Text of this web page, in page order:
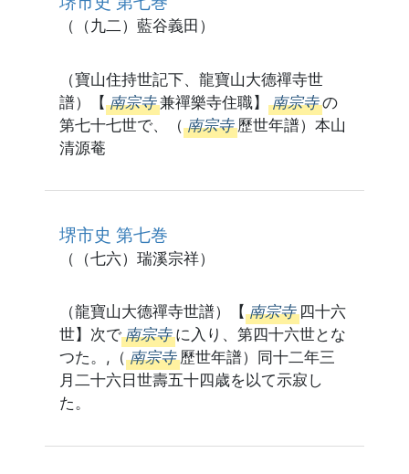
（（九二）藍谷義田）
（寶山住持世記下、龍寶山大德禪寺世
譜）【 南宗寺 兼禪樂寺住職】 南宗寺 の
第七十七世で、（ 南宗寺 歷世年譜）本山
清源菴
堺市史 第七巻
（（七六）瑞溪宗祥）
（龍寶山大德禪寺世譜）【 南宗寺 四十六
世】次で 南宗寺 に入り、第四十六世とな
つた。,（ 南宗寺 歷世年譜）同十二年三
月二十六日世壽五十四歳を以て示寂し
た。